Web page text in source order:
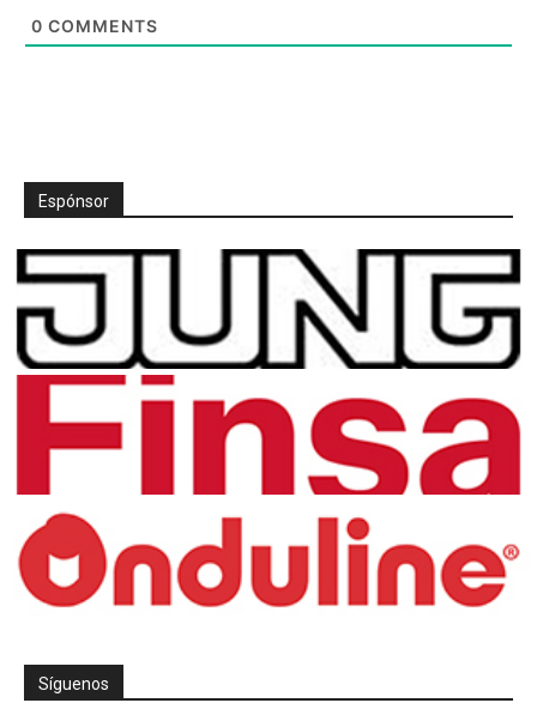
0 COMMENTS
Espónsor
Síguenos